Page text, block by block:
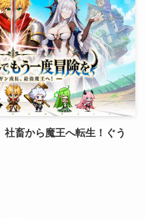
社畜から魔王へ転生！ぐう